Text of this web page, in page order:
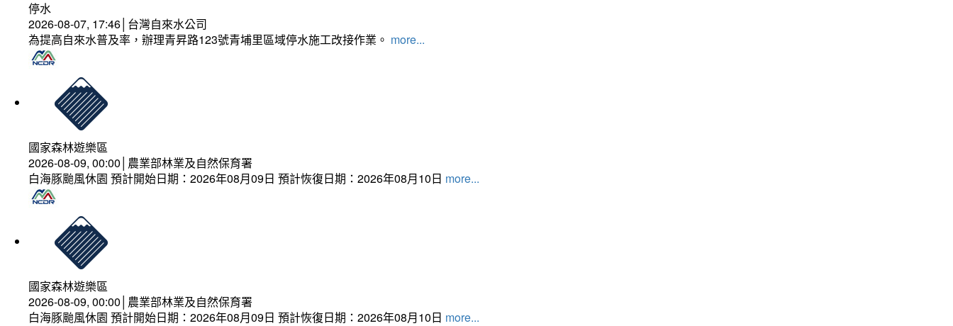
停水
2026-08-07, 17:46│台灣自來水公司
為提高自來水普及率，辦理青昇路123號青埔里區域停水施工改接作業。 more...
國家森林遊樂區
2026-08-09, 00:00│農業部林業及自然保育署
白海豚颱風休園 預計開始日期：2026年08月09日 預計恢復日期：2026年08月10日 more...
國家森林遊樂區
2026-08-09, 00:00│農業部林業及自然保育署
白海豚颱風休園 預計開始日期：2026年08月09日 預計恢復日期：2026年08月10日 more...